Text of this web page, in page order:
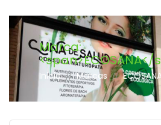
Marca:
<span>ECOSANA</
Inicio // Marcas //